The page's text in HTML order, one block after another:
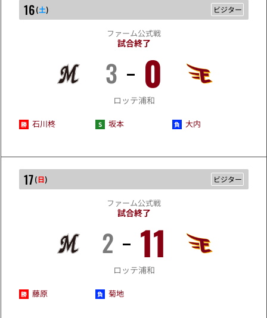
5/16
16(土) ビジター
ファーム公式戦
試合終了
3 0
ロッテ浦和
石川柊 坂本 大内
5/17
17(日) ビジター
ファーム公式戦
試合終了
2 11
ロッテ浦和
藤原 菊地